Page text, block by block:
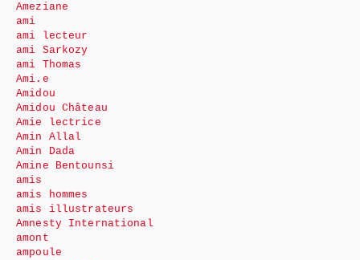
Ameziane
ami
ami lecteur
ami Sarkozy
ami Thomas
Ami.e
Amidou
Amidou Château
Amie lectrice
Amin Allal
Amin Dada
Amine Bentounsi
amis
amis hommes
amis illustrateurs
Amnesty International
amont
ampoule